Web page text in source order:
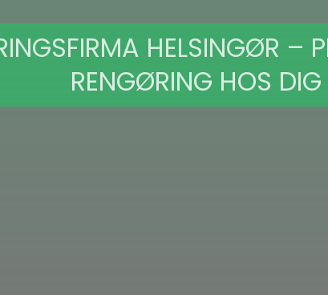
HELSINGØR –
RENGØRING HOS DIG